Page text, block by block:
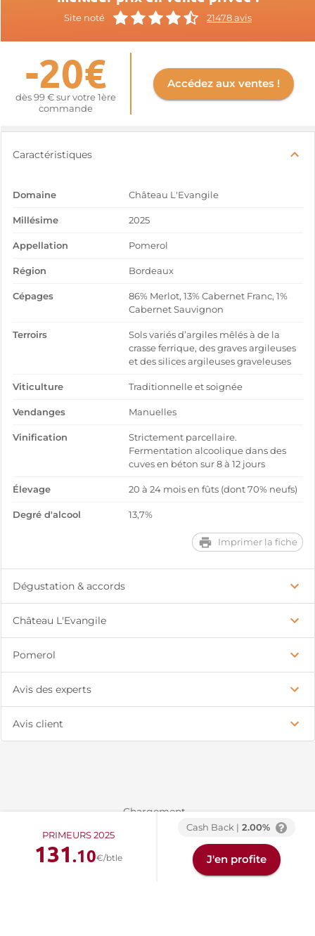
Site noté 21478 avis
-20€
dès 99 € sur votre 1ère
commande
Accédez aux ventes !
Caractéristiques
Domaine Château L'Evangile
Millésime 2025
Appellation Pomerol
Région Bordeaux
Cépages
86% Merlot, 13% Cabernet Franc, 1%
Cabernet Sauvignon
Terroirs
Sols variés d’argiles mêlés à de la
crasse ferrique, des graves argileuses
et des silices argileuses graveleuses
Viticulture Traditionnelle et soignée
Vendanges Manuelles
Vinification
Strictement parcellaire.
Fermentation alcoolique dans des
cuves en béton sur 8 à 12 jours
Élevage 20 à 24 mois en fûts (dont 70% neufs)
Degré d'alcool 13,7%
Imprimer la fiche
Dégustation & accords
Château L'Evangile
Pomerol
Avis des experts
Avis client
PRIMEURS 2025
131.10€/btle
Cash Back | 2.00%
J'en profite
Chargement...